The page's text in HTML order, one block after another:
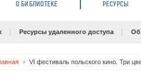
О БИБЛИОТЕКЕ РЕСУРСЫ
Ресурсы удаленного доступа Об
VI фестиваль польского кино. Три